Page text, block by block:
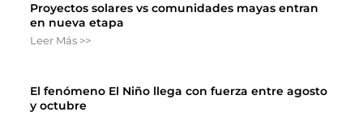
Proyectos solares vs comunidades mayas entran
en nueva etapa
Leer Más >>
El fenómeno El Niño llega con fuerza entre agosto
y octubre